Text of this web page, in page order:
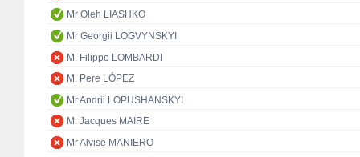
Mr Oleh LIASHKO
Mr Georgii LOGVYNSKYI
M. Filippo LOMBARDI
M. Pere LÓPEZ
Mr Andrii LOPUSHANSKYI
M. Jacques MAIRE
Mr Alvise MANIERO